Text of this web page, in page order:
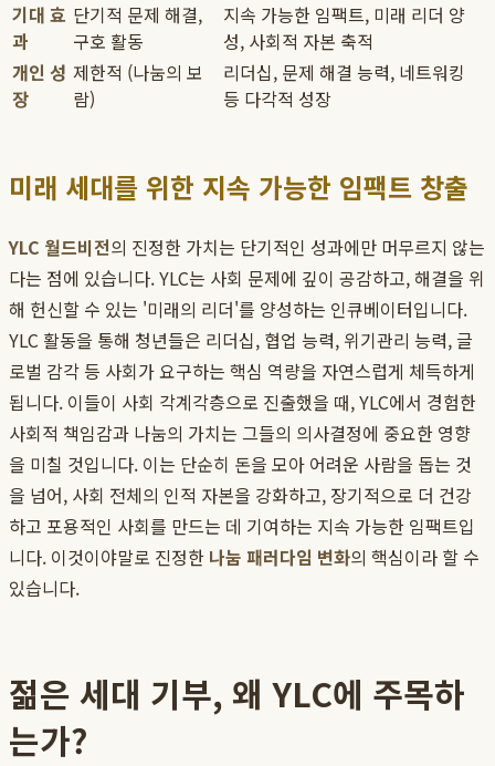
기대 효
과
단기적 문제 해결,
구호 활동
지속 가능한 임팩트, 미래 리더 양
성, 사회적 자본 축적
개인 성
장
제한적 (나눔의 보
람)
리더십, 문제 해결 능력, 네트워킹
등 다각적 성장
미래 세대를 위한 지속 가능한 임팩트 창출
YLC 월드비전의 진정한 가치는 단기적인 성과에만 머무르지 않는
다는 점에 있습니다. YLC는 사회 문제에 깊이 공감하고, 해결을 위
해 헌신할 수 있는 '미래의 리더'를 양성하는 인큐베이터입니다.
YLC 활동을 통해 청년들은 리더십, 협업 능력, 위기관리 능력, 글
로벌 감각 등 사회가 요구하는 핵심 역량을 자연스럽게 체득하게
됩니다. 이들이 사회 각계각층으로 진출했을 때, YLC에서 경험한
사회적 책임감과 나눔의 가치는 그들의 의사결정에 중요한 영향
을 미칠 것입니다. 이는 단순히 돈을 모아 어려운 사람을 돕는 것
을 넘어, 사회 전체의 인적 자본을 강화하고, 장기적으로 더 건강
하고 포용적인 사회를 만드는 데 기여하는 지속 가능한 임팩트입
니다. 이것이야말로 진정한 나눔 패러다임 변화의 핵심이라 할 수
있습니다.
젊은 세대 기부, 왜 YLC에 주목하
는가?